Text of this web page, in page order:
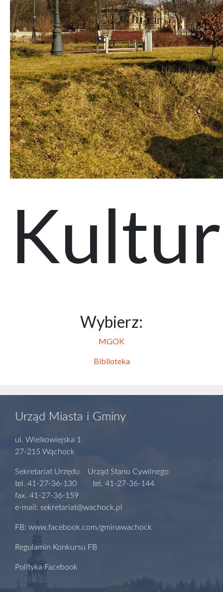
Wybierz:
MGOK
Biblioteka
Urząd Miasta i Gminy
ul. Wielkowiejska 1
27-215 Wąchock
Sekretariat Urzędu Urząd Stanu Cywilnego
tel. 41-27-36-130 tel. 41-27-36-144
fax. 41-27-36-159
e-mail: sekretariat@wachock.pl
FB: www.facebook.com/gminawachock
Regulamin Konkursu FB
Polityka Facebook